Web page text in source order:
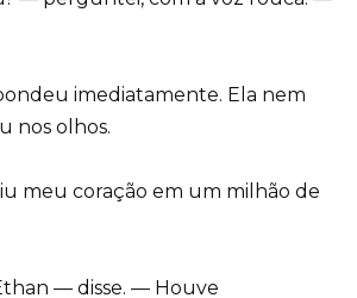
imediatamente. Ela nem
nos olhos.
meu coração em um milhão de
— disse. — Houve